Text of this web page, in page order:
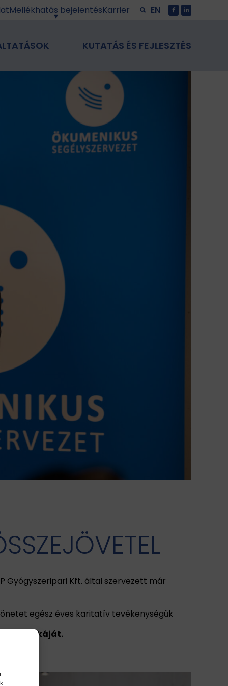
Mellékhatás bejelentésKarrier EN
KUTATÁS ÉS FEJLESZTÉS
Gyógyszeripari Kft. által szervezett már
egész éves karitatív tevékenységük
munkáját.